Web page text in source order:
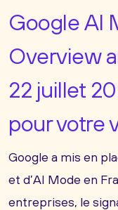
Google AI
Overview
22 juillet
pour votre
Google a mis en
et d’AI Mode en
entreprises, le